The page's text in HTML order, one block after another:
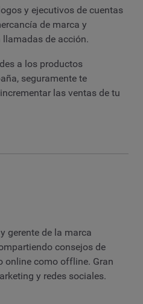
y ejecutivos de cuentas
de marca y
de acción.
a los productos
seguramente te
las ventas de tu
gerente de la marca
consejos de
online como offline. Gran
y redes sociales.